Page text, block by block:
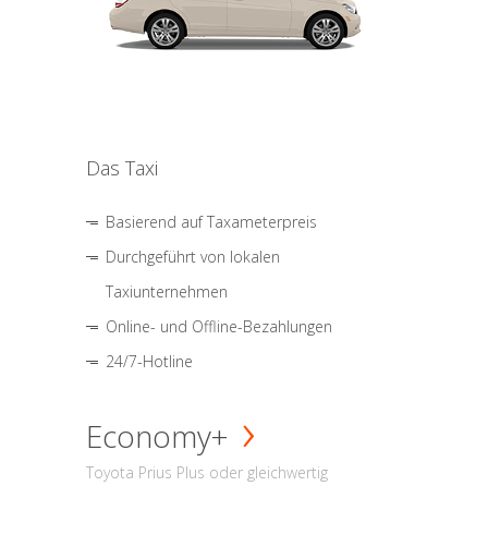
Das Taxi
Basierend auf Taxameterpreis
Durchgeführt von lokalen
Taxiunternehmen
Online- und Offline-Bezahlungen
24/7-Hotline
Economy+
Toyota Prius Plus oder gleichwertig